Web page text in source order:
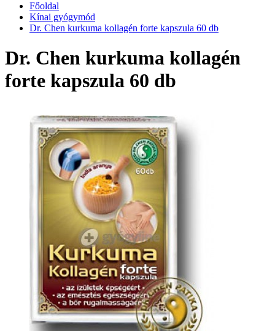
Főoldal
Kínai gyógymód
Dr. Chen kurkuma kollagén forte kapszula 60 db
Dr. Chen kurkuma kollagén
forte kapszula 60 db